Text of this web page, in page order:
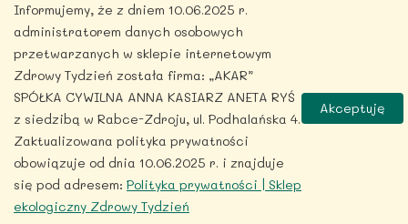
Copyright © 2026 zdrowytydzien.pl | Powered by
ITentego.pl
Informujemy, że z dniem 10.06.2025 r.
administratorem danych osobowych
przetwarzanych w sklepie internetowym
Zdrowy Tydzień została firma: „AKAR”
SPÓŁKA CYWILNA ANNA KASIARZ ANETA RYŚ
z siedzibą w Rabce-Zdroju, ul. Podhalańska 4.
Zaktualizowana polityka prywatności
obowiązuje od dnia 10.06.2025 r. i znajduje
się pod adresem: Polityka prywatności | Sklep
ekologiczny Zdrowy Tydzień
Akceptuję